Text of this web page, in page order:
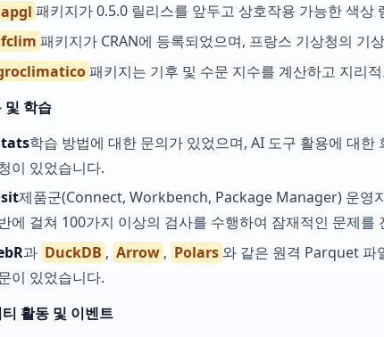
패키지가 0.5.0 릴리스를 앞두고 상호작용 가능한 색
패키지가 CRAN에 등록되었으며, 프랑스 기상청의 기
패키지는 기후 및 수문 지수를 계산하고 지리
및 학습
학습 방법에 대한 문의가 있었으며, AI 도구 활용에 대
이 있었습니다.
제품군(Connect, Workbench, Package Manager) 운영
에 걸쳐 100가지 이상의 검사를 수행하여 잠재적인 문제를
과 DuckDB , Arrow , Polars 와 같은 원격 Parquet 파
이 있었습니다.
활동 및 이벤트